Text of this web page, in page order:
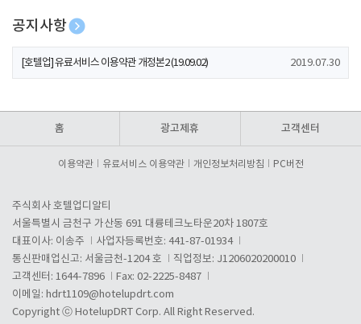
공지사항
[호텔업] 개인정보 처리방침 개정본1 (19.09.02)
[호텔업] 유료서비스 이용약관 개정본2 (19.09.02) 2019.07.30
홈 광고제휴 고객센터
이용약관 유료서비스 이용약관 개인정보처리방침 PC버전
주식회사 호텔업디알티
서울특별시 금천구 가산동 691 대륭테크노타운20차 1807호
대표이사: 이송주
사업자등록번호: 441-87-01934
통신판매업신고: 서울금천-1204 호
직업정보: J1206020200010
고객센터: 1644-7896
Fax: 02-2225-8487
이메일: hdrt1109@hotelupdrt.com
Copyright ⓒ HotelupDRT Corp. All Right Reserved.